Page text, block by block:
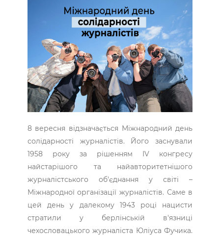
8 вересня відзначається Міжнародний день
солідарності журналістів. Його заснували
1958 року за рішенням ІV конгресу
найстарішого та найавторитетнішого
журналістського об'єднання у світі –
Міжнародної організації журналістів. Саме в
цей день у далекому 1943 році нацисти
стратили у берлінській в'язниці
чехословацького журналіста Юліуса Фучика.